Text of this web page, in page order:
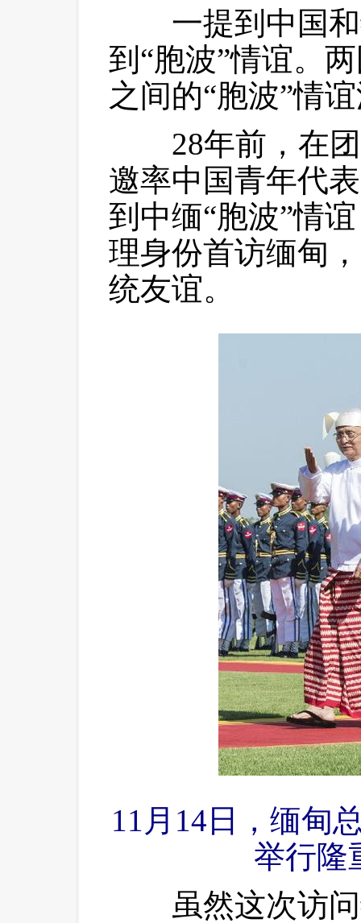
一提到中国和
到“胞波”情谊。
之间的“胞波”情
28年前，在团
邀率中国青年代
到中缅“胞波”情
理身份首访缅甸
统友谊。
11月14日，缅甸
举行隆
虽然这次访问